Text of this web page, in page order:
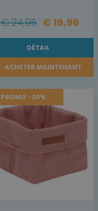
€ 24,95 € 19,96
DÉTAIL
ACHETER MAINTENANT
PROMO -20%